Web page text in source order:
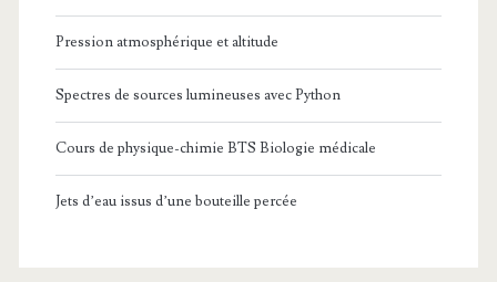
Pression atmosphérique et altitude
Spectres de sources lumineuses avec Python
Cours de physique-chimie BTS Biologie médicale
Jets d’eau issus d’une bouteille percée